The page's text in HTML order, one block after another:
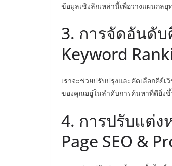
ข้อมูลเชิงลึกเหล่านี้เพื่อวางแผนกล
3. การจัดอันดับ
Keyword
เราจะช่วยปรับปรุงและคัดเลือกคีย์
ของคุณอยู่ในลำดับการค้นหาที่ดียิ่ง
4. การปรับแต่ง
Page SEO &